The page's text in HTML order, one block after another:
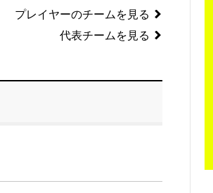
プレイヤーのチームを見る
代表チームを見る